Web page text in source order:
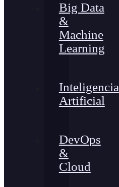
Big Data
&
Machine
Learning
Inteligencia
Artificial
DevOps
&
Cloud